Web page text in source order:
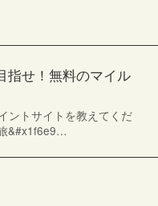
指せ！無料のマイル
ントサイトを教えてくだ
&#x1f6e9…